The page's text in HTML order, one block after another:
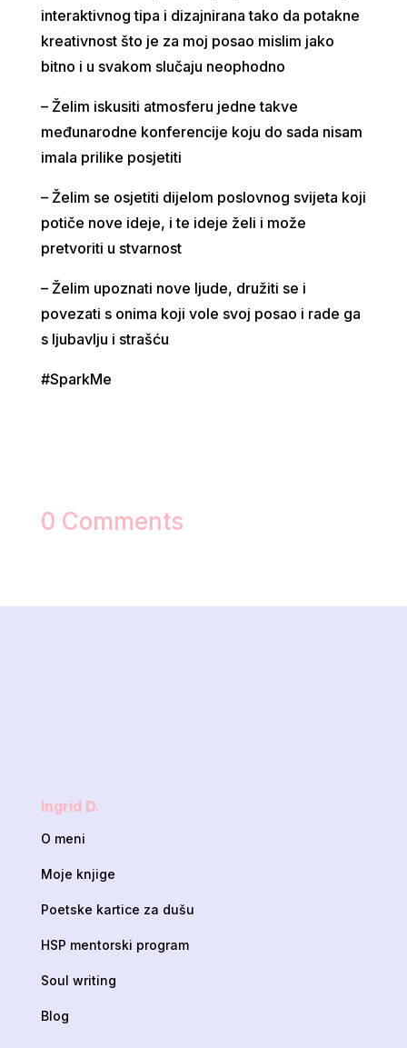
interaktivnog tipa i dizajnirana tako da potakne
kreativnost što je za moj posao mislim jako
bitno i u svakom slučaju neophodno
– Želim iskusiti atmosferu jedne takve
međunarodne konferencije koju do sada nisam
imala prilike posjetiti
– Želim se osjetiti dijelom poslovnog svijeta koji
potiče nove ideje, i te ideje želi i može
pretvoriti u stvarnost
– Želim upoznati nove ljude, družiti se i
povezati s onima koji vole svoj posao i rade ga
s ljubavlju i strašću
#SparkMe
0 Comments
Ingrid D.
O meni
Moje knjige
Poetske kartice za dušu
HSP mentorski program
Soul writing
Blog